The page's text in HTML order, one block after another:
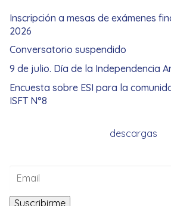
Inscripción a mesas de exámenes
2026
Conversatorio suspendido
9 de julio. Día de la Independencia
Encuesta sobre ESI para la
ISFT N°8
descargas